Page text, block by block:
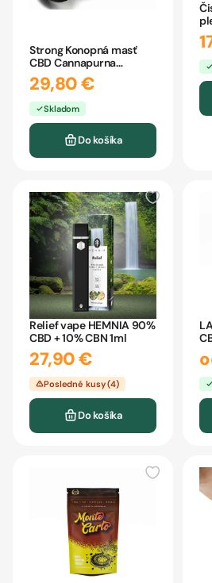
Strong Konopná masť
CBD Cannapurna
1000mg
29,80 €
Skladom
Do košíka
Relief vape HEMNIA 90%
CBD + 10% CBN 1ml
27,90 €
Posledné kusy (4)
Do košíka